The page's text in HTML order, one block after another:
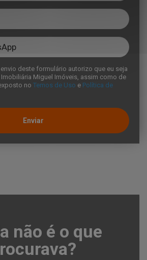
deste formulário autorizo que eu seja
Miguel Imóveis, assim como de
no Temos de Uso e Política de
Enviar
não é o que